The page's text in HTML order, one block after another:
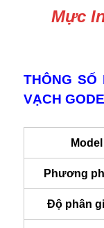
Mực
THÔNG SỐ
VẠCH
Model
Phương
Độ phân